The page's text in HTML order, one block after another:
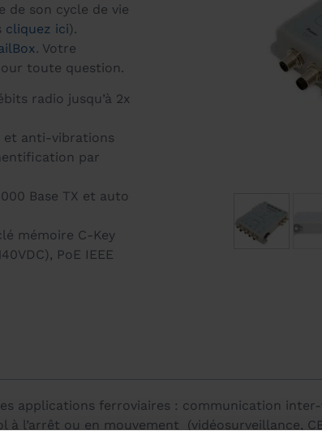
de son cycle de vie
cliquez ici).
. Votre
toute question.
radio jusqu’à 2x
et anti-vibrations
par
Base TX et auto
mémoire C-Key
PoE IEEE
applications ferroviaires : communication
à l’arrêt ou en mouvement (vidéosurveillance,